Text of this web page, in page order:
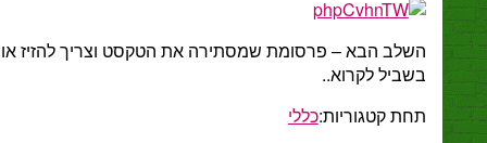
הבא – פרסומת שמסתירה את הטקסט וצריך להזיז אותה
לקרוא..
קטגוריות:כללי